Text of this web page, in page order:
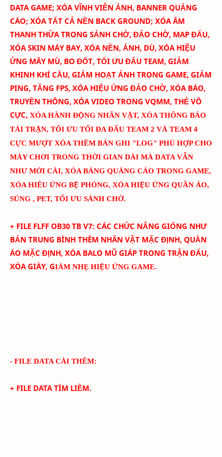
DATA GAME; XÓA VĨNH VIỄN ẢNH, BANNER QUẢNG
CÁO; XÓA TẤT CẢ NỀN BACK GROUND; XÓA ÂM
THANH THỪA TRONG SẢNH CHỜ, ĐẢO CHỜ, MAP ĐẤU,
XÓA SKIN MÁY BAY, XÓA NỀN, ẢNH, DÙ, XÓA HIỆU
ỨNG MÂY MÙ, BO ĐỐT, TỐI ƯU ĐẤU TEAM, GIẢM
KHINH KHÍ CẦU, GIẢM HOẠT ẢNH TRONG GAME, GIẢM
PING, TĂNG FPS, XÓA HIỆU ỨNG ĐẢO CHỜ, XÓA BÁO,
TRUYỀN THÔNG, XÓA VIDEO TRONG VQMM, THẺ VÔ
CỰC, XÓA HÀNH ĐỘNG NHÂN VẬT, XÓA THÔNG BÁO
TẢI TRẬN, TỐI ƯU TỐI ĐA ĐẤU TEAM 2 VÀ TEAM 4
CỰC MƯỢT XÓA THÊM BẢN GHI "LOG" PHÙ HỢP CHO
MÁY CHƠI TRONG THỜI GIAN DÀI MÀ DATA VẪN
NHƯ MỚI CÀI, XÓA BẢNG QUẢNG CÁO TRONG GAME,
XÓA HIÊU ỨNG BỆ PHÓNG, XÓA HIỆU ỨNG QUẦN ÁO,
SÚNG , PET, TỐI ƯU SẢNH CHỜ.
+ FILE FLFF OB30 TB V7: CÁC CHỨC NĂNG GIỐNG NHƯ
BẢN TRUNG BÌNH THÊM NHÂN VẬT MẶC ĐỊNH, QUẦN
ÁO MẶC ĐỊNH, XÓA BALO MŨ GIÁP TRONG TRẬN ĐẤU,
XÓA GIÀY, GIẢM NHẸ HIỆU ỨNG GAME.
- FILE DATA CÀI THÊM:
+ FILE DATA TÌM LIỀM.